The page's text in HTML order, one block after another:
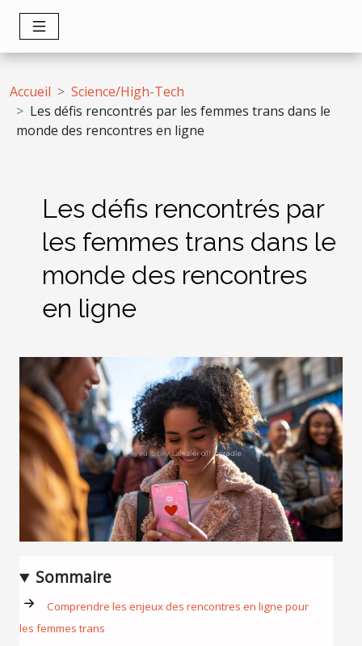
Accueil
Science/High-Tech
Les défis rencontrés par les femmes trans dans le
monde des rencontres en ligne
Les défis rencontrés par
les femmes trans dans le
monde des rencontres
en ligne
Sommaire
Comprendre les enjeux des rencontres en ligne pour
les femmes trans